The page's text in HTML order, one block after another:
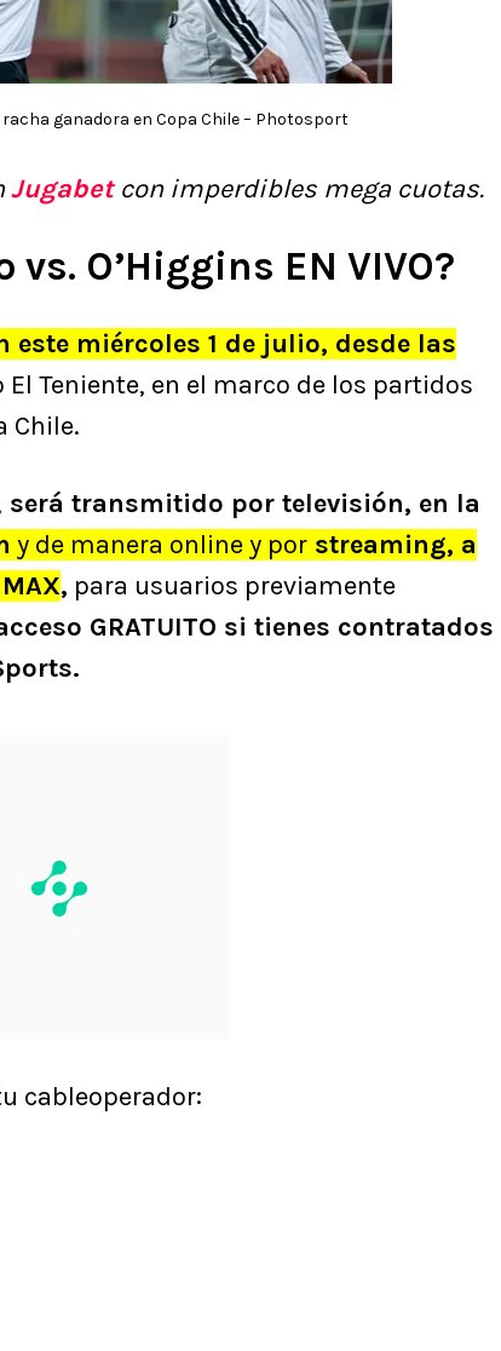
ganadora en Copa Chile – Photosport
Jugabetcon imperdibles mega cuotas.
O’Higgins EN VIVO?
este miércoles 1 de julio, desde las
El Teniente, en el marco de los partidos
Chile.
será transmitido por televisión, en la
y de manera online y por streaming, a
, para usuarios previamente
GRATUITO si tienes contratados
cableoperador: